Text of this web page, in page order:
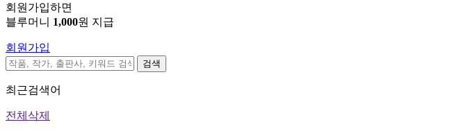
회원가입하면
블루머니 1,000원 지급
회원가입
검색
최근검색어
전체삭제